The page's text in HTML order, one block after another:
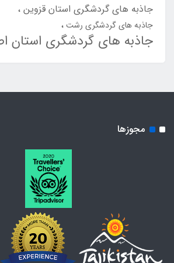
جاذبه های گردشگری استان قزوین
جاذبه های گردشگری رشت
جاذبه های گردشگری استان
مجوزها